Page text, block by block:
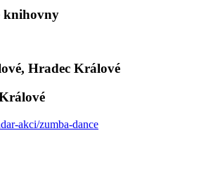
knihovny
Hradec Králové
akci/zumba-dance